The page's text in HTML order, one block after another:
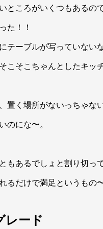
ところがいくつもあるの
た！！
テーブルが写っていない
こそこちゃんとしたキ
置く場所がないっちゃ
のにな〜。
もあるでしょと割り切
るだけで満足というもの〜
レード